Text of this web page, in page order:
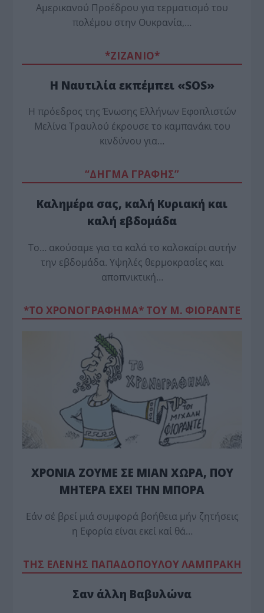
Αμερικανού Προέδρου για τερματισμό του
πολέμου στην Ουκρανία,…
*ZΙΖΑΝΙΟ*
Η Ναυτιλία εκπέμπει «SOS»
Η πρόεδρος της Ένωσης Ελλήνων Εφοπλιστών
Μελίνα Τραυλού έ­κρουσε το καμπανάκι του
κινδύνου για…
“ΔΗΓΜΑ ΓΡΑΦΗΣ”
Καλημέρα σας, καλή Κυριακή και
καλή εβδομάδα
Το… ακούσαμε για τα καλά το καλοκαίρι αυτήν
την εβδομάδα. Υψηλές θερμοκρασίες και
αποπνικτική…
*ΤΟ ΧΡΟΝΟΓΡΑΦΗΜΑ* ΤΟΥ Μ. ΦΙΟΡΆΝΤΕ
ΧΡΟΝΙΑ ΖΟΥΜΕ ΣΕ ΜΙΑΝ ΧΩΡΑ, ΠΟΥ
ΜΗΤΕΡΑ ΕΧΕΙ ΤΗΝ ΜΠΟΡΑ
Εάν σέ βρεί μιά συμφορά βοήθεια μήν ζητήσεις
η Εφορία είναι εκεί καί θά…
TΗΣ ΕΛΕΝΗΣ ΠΑΠΑΔΟΠΟΥΛΟΥ ΛΑΜΠΡΑΚΗ
Σαν άλλη Βαβυλώνα